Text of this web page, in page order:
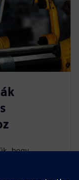
hogy
amelyet a
felhasználja